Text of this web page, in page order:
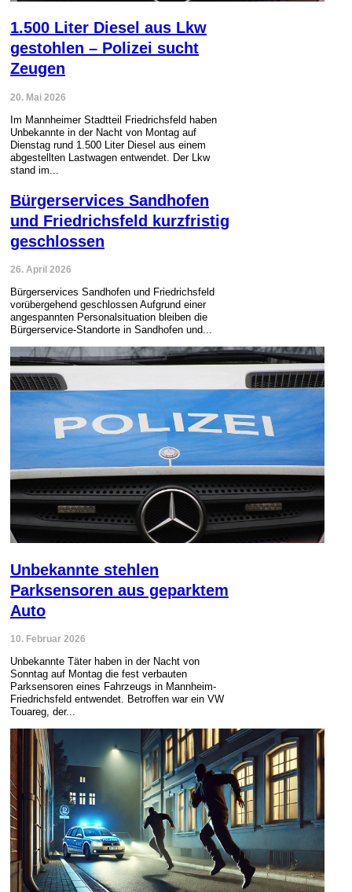
1.500 Liter Diesel aus Lkw
gestohlen – Polizei sucht
Zeugen
20. Mai 2026
Im Mannheimer Stadtteil Friedrichsfeld haben
Unbekannte in der Nacht von Montag auf
Dienstag rund 1.500 Liter Diesel aus einem
abgestellten Lastwagen entwendet. Der Lkw
stand im...
Bürgerservices Sandhofen
und Friedrichsfeld kurzfristig
geschlossen
26. April 2026
Bürgerservices Sandhofen und Friedrichsfeld
vorübergehend geschlossen Aufgrund einer
angespannten Personalsituation bleiben die
Bürgerservice-Standorte in Sandhofen und...
Unbekannte stehlen
Parksensoren aus geparktem
Auto
10. Februar 2026
Unbekannte Täter haben in der Nacht von
Sonntag auf Montag die fest verbauten
Parksensoren eines Fahrzeugs in Mannheim-
Friedrichsfeld entwendet. Betroffen war ein VW
Touareg, der...